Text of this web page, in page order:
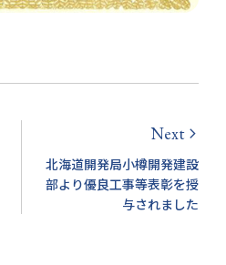
Next arrow_forward_ios
北海道開発局小樽開発建設
部より優良工事等表彰を授
与されました